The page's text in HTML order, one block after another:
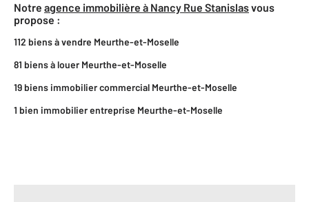
Notre agence immobilière à Nancy Rue Stanislasvous
propose :
112 biens à vendre Meurthe-et-Moselle
81 biens à louer Meurthe-et-Moselle
19 biens immobilier commercial Meurthe-et-Moselle
1 bien immobilier entreprise Meurthe-et-Moselle